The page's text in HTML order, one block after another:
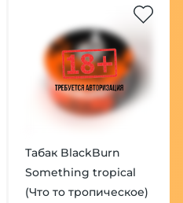
Табак BlackBurn
Something tropical
(Что то тропическое)